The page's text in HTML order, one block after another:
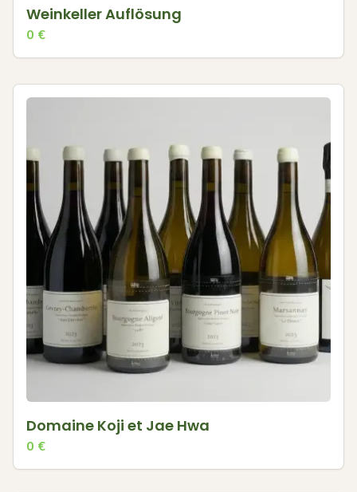
Weinkeller Auflösung
0 €
Domaine Koji et Jae Hwa
0 €